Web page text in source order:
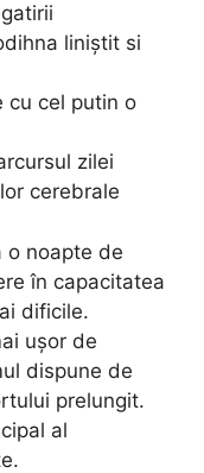
liniștit si
cu cel putin o
zilei
cerebrale
o noapte de
în capacitatea
dificile.
ușor de
dispune de
prelungit.
al